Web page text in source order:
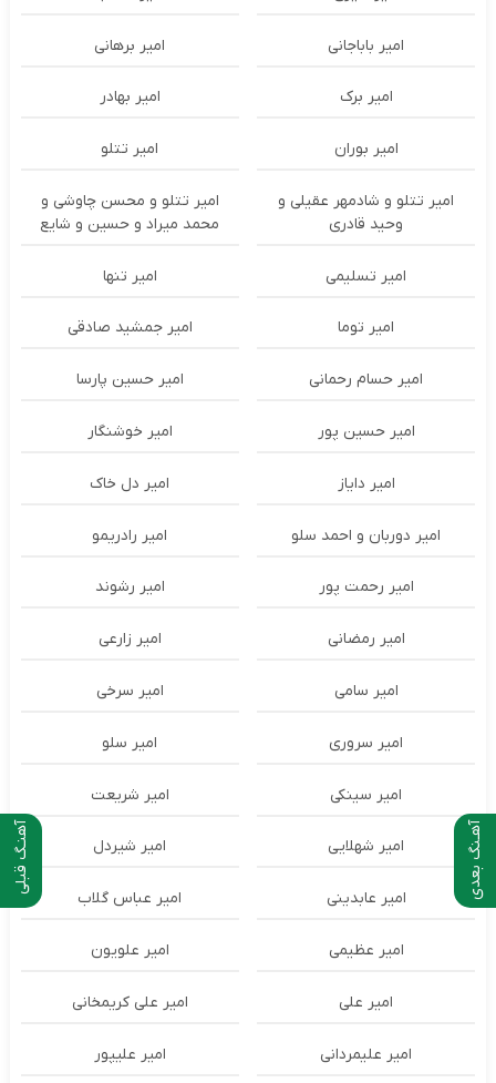
آهنـگ قبلی آهـنگ بعدی
امیر باباجانی امیر برهانی
امیر برک امیر بهادر
امیر بوران امیر تتلو
امیر تتلو و شادمهر عقیلی و
وحید قادری
امیر تتلو و محسن چاوشی و
محمد میراد و حسین و شایع
امیر تسلیمی امیر تنها
امیر توما امیر جمشید صادقی
امیر حسام رحمانی امیر حسین پارسا
امیر حسین پور امیر خوشنگار
امیر دایاز امیر دل خاک
امیر دوربان و احمد سلو امیر رادریمو
امیر رحمت پور امیر رشوند
امیر رمضانی امیر زارعی
امیر سامی امیر سرخی
امیر سروری امیر سلو
امیر سینکی امیر شریعت
امیر شهلایی امیر شیردل
امیر عابدینی امیر عباس گلاب
امیر عظیمی امیر علویون
امیر علی امیر علی کریمخانی
امیر علیمردانی امیر علیپور